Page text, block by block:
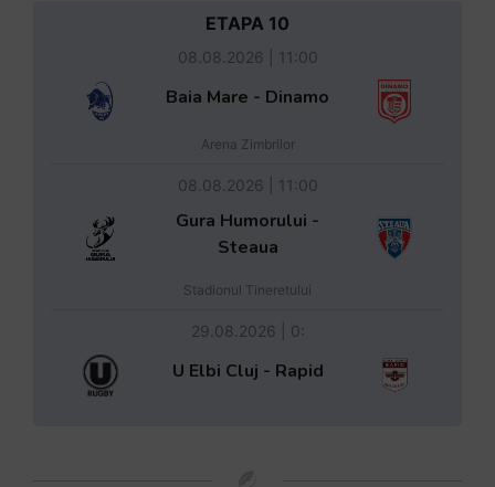
ETAPA 10
08.08.2026 | 11:00
Baia Mare - Dinamo
Arena Zimbrilor
08.08.2026 | 11:00
Gura Humorului -
Steaua
Stadionul Tineretului
29.08.2026 | 0:
U Elbi Cluj - Rapid